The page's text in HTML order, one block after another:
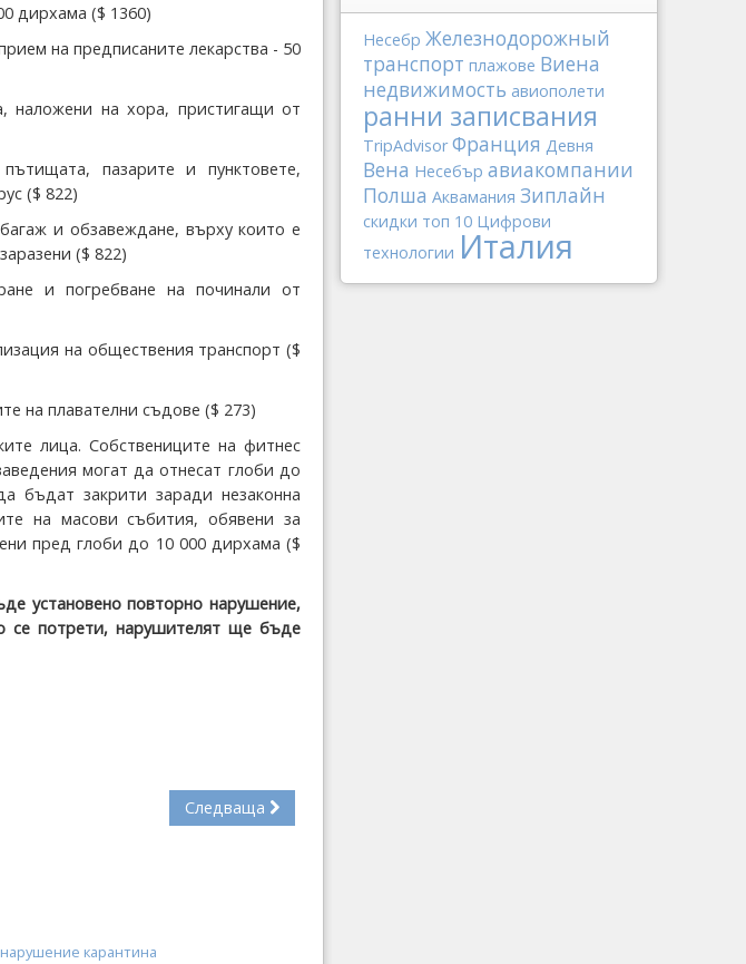
дирхама ($ 1360)
на предписаните лекарства - 50
наложени на хора, пристигащи от
пазарите и пунктовете,
($ 822)
и обзавеждане, върху които е
($ 822)
и погребване на починали от
на обществения транспорт ($
на плавателни съдове ($ 273)
лица. Собствениците на фитнес
могат да отнесат глоби до
бъдат закрити заради незаконна
на масови събития, обявени за
пред глоби до 10 000 дирхама ($
установено повторно нарушение,
се потрети, нарушителят ще бъде
Следваща
карантина
Несебр Железнодорожный
транспорт плажове Виена
недвижимость авиополети
ранни записвания
TripAdvisor Франция Девня
Вена Несебър авиакомпании
Полша Аквамания Зиплайн
скидки топ 10 Цифрови
технологии Италия